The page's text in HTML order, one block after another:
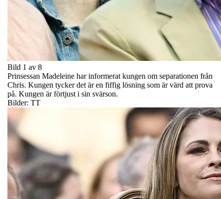
Bild 1 av 8
Prinsessan Madeleine har informerat kungen om separationen från
Chris. Kungen tycker det är en fiffig lösning som är värd att prova
på. Kungen är förtjust i sin svärson.
Bilder: TT